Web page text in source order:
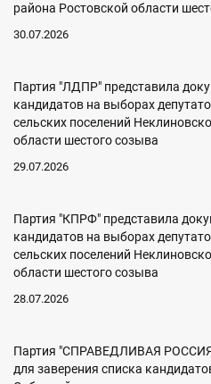
района Ростовской области
30.07.2026
Партия "ЛДПР" представила
кандидатов на выборах
сельских поселений
области шестого созыва
29.07.2026
Партия "КПРФ" представила
кандидатов на выборах
сельских поселений
области шестого созыва
28.07.2026
Партия "СПРАВЕДЛИВАЯ
для заверения списка